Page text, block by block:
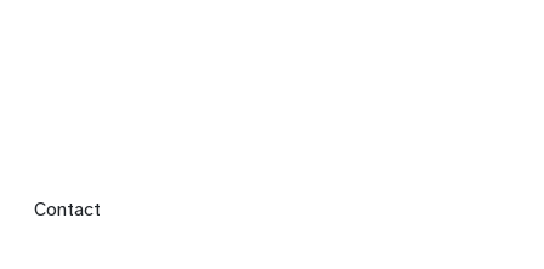
Footer menu
Contact